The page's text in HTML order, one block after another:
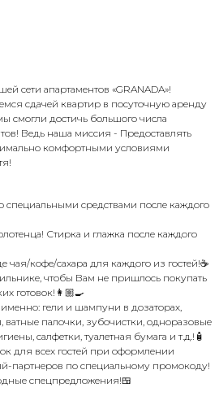
сети апартаментов «GRANADA»!
сдачей квартир в посуточную аренду
смогли достичь большого числа
Ведь наша миссия - Предоставлять
комфортными условиями
специальными средствами после каждого
Стирка и глажка после каждого
кофе/сахара для каждого из гостей!☕️
чтобы Вам не пришлось покупать
готовок!👩🏼‍🍳
гели и шампуни в дозаторах,
палочки, зубочистки, одноразовые
салфетки, туалетная бумага и т.д.!🧴
для всех гостей при оформлении
партнеров по специальному промокоду!
спецпредложения!🍱